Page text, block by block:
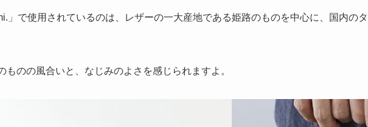
」で使用されているのは、レザーの一大産地である姫路のものを中心に、国内の
ものの風合いと、なじみのよさを感じられますよ。